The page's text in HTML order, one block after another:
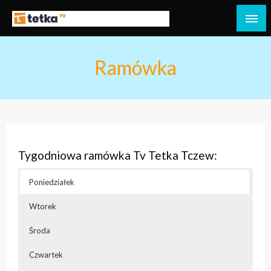
treściTv Tetka Tczew
Tetka Tczew – Twoja lokalna telewizja!
Ramówka
Tygodniowa ramówka Tv Tetka Tczew:
Poniedziałek
Wtorek
Środa
Czwartek